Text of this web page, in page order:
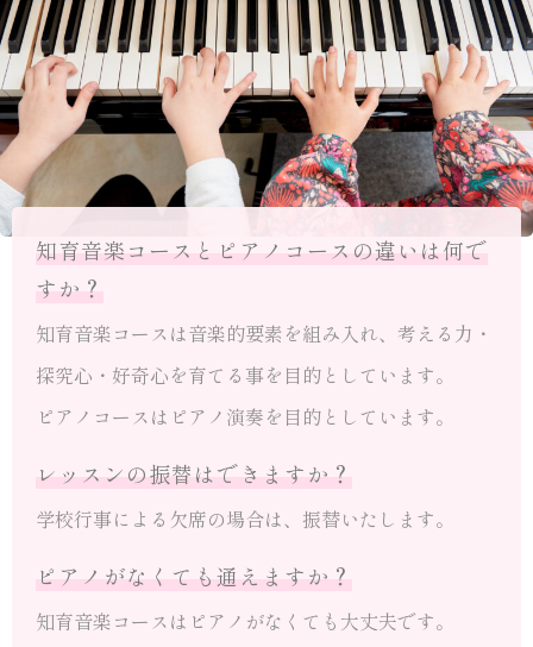
知育音楽コースとピアノコースの違いは何で
すか？
知育音楽コースは音楽的要素を組み入れ、考える力・
探究心・好奇心を育てる事を目的としています。
ピアノコースはピアノ演奏を目的としています。
レッスンの振替はできますか？
学校行事による欠席の場合は、振替いたします。
ピアノがなくても通えますか？
知育音楽コースはピアノがなくても大丈夫です。